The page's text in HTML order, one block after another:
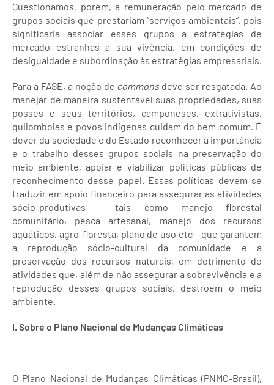
Questionamos, porém, a remuneração pelo mercado de
grupos sociais que prestariam “serviços ambientais”, pois
significaria associar esses grupos a estratégias de
mercado estranhas a sua vivência, em condições de
desigualdade e subordinação às estratégias empresariais.
Para a FASE, a noção de commonsdeve ser resgatada. Ao
manejar de maneira sustentável suas propriedades, suas
posses e seus territórios, camponeses, extrativistas,
quilombolas e povos indígenas cuidam do bem comum. É
dever da sociedade e do Estado reconhecer a importância
e o trabalho desses grupos sociais na preservação do
meio ambiente, apoiar e viabilizar políticas públicas de
reconhecimento desse papel. Essas políticas devem se
traduzir em apoio financeiro para assegurar as atividades
sócio-produtivas - tais como manejo florestal
comunitário, pesca artesanal, manejo dos recursos
aquáticos, agro-floresta, plano de uso etc – que garantem
a reprodução sócio-cultural da comunidade e a
preservação dos recursos naturais, em detrimento de
atividades que, além de não assegurar a sobrevivência e a
reprodução desses grupos sociais, destroem o meio
ambiente.
I.Sobre o Plano Nacional de Mudanças Climáticas
O Plano Nacional de Mudanças Climáticas (PNMC-Brasil),